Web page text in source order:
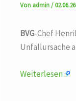
Von admin/
BVG-Chef
Unfallursache
Weiterlesen